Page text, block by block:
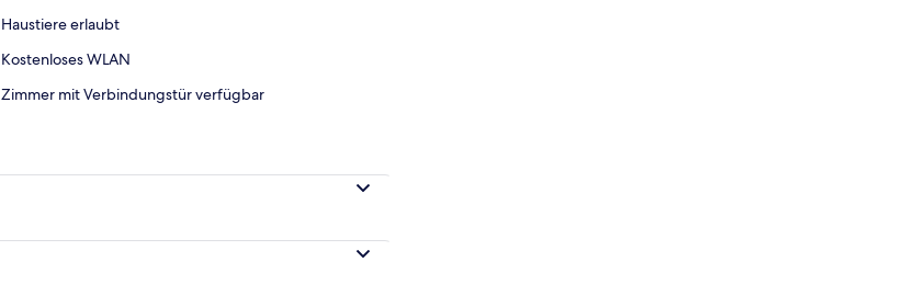
Haustiere erlaubt
Kostenloses WLAN
Zimmer mit Verbindungstür verfügbar